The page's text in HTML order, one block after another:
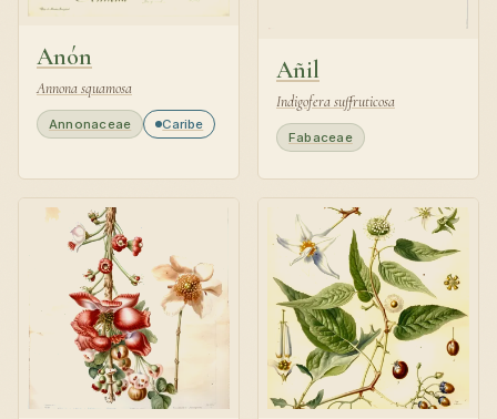
Anón
Annona squamosa
Annonaceae Caribe
Añil
Indigofera suffruticosa
Fabaceae